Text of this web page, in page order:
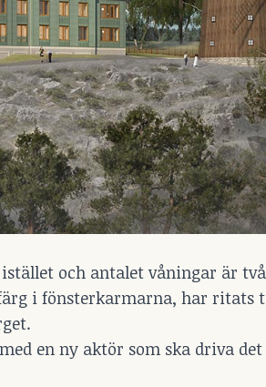
och antalet våningar är
i fönsterkarmarna, har
en ny aktör som ska driva